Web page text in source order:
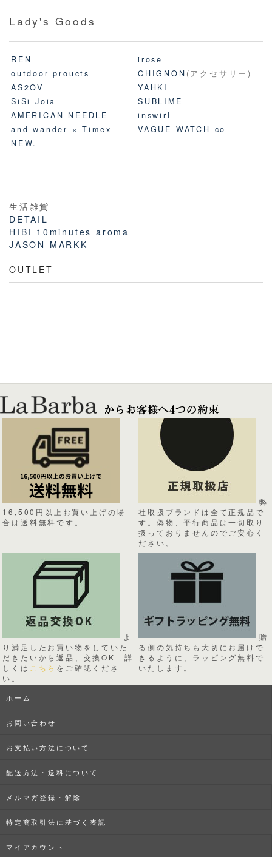
Lady's Goods
REN
irose
outdoor proucts
CHIGNON (アクセサリー)
AS2OV
YAHKI
SiSi Joia
SUBLIME
AMERICAN NEEDLE
inswirl
and wander × Timex
VAGUE WATCH co
NEW.
生活雑貨
DETAIL
HIBI 10minutes aroma
JASON MARKK
OUTLET
16,500円以上お買い上げの場
合は送料無料です。
弊
社取扱ブランドは全て正規品で
す。偽物、平行商品は一切取り
扱っておりませんのでご安心く
ださい。
よ
り満足したお買い物をしていた
だきたいから返品、交換OK 詳
しくは こちら をご確認くださ
い。
贈
る側の気持ちも大切にお届けで
きるように、ラッピング無料で
いたします。
ホーム
お問い合わせ
お支払い方法について
配送方法・送料について
メルマガ登録・解除
特定商取引法に基づく表記
マイアカウント